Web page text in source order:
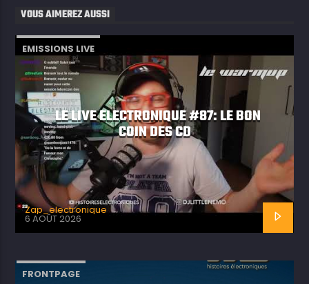
VOUS AIMEREZ AUSSI
EMISSIONS LIVE
LE LIVE ELECTRONIQUE #87: LE BON
COIN DES CD
Zap_electronique
6 AOÛT 2026
FRONTPAGE